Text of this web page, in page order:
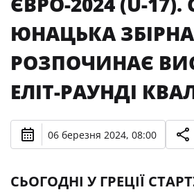
ЮНАЦЬКА
РОЗПОЧИНАЄ
ЕЛІТ-РАУНДІ
06 березня 2024, 08:00
СЬОГОДНІ У ГРЕЦІЇ